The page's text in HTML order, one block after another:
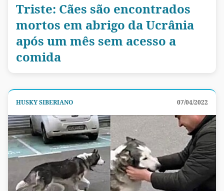
Triste: Cães são encontrados
mortos em abrigo da Ucrânia
após um mês sem acesso a
comida
HUSKY SIBERIANO 07/04/2022